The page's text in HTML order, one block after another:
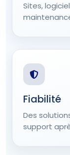
Sites,
Fiabilité
Des
support